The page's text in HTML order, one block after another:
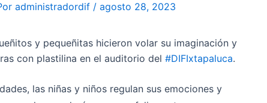
administradordif / agosto 28, 2023
y pequeñitas hicieron volar su imaginación y
con plastilina en el auditorio del #DIFIxtapaluca.
las niñas y niños regulan sus emociones y